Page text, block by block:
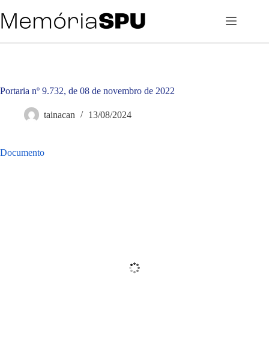
para
o
Portaria nº 9.732, de 08 de novembro de 2022
tainacan 13/08/2024
Documento